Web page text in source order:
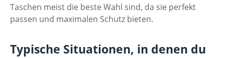
Taschen meist die beste Wahl sind, da sie perfekt
passen und maximalen Schutz bieten.
Typische Situationen, in denen du